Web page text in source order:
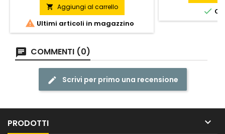
 Aggiungi al carrello
 Ultimi articoli in magazzino

COMMENTI (0)
Scrivi per primo una recensione
PRODOTTI 